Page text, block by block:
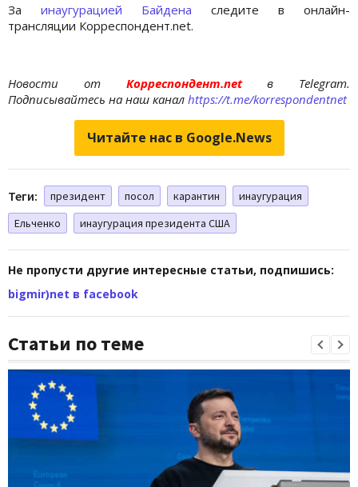
За инаугурацией Байдена следите в онлайн-
трансляции Корреспондент.net.
Новости отКорреспондент.netв Telegram.
Подписывайтесь на наш канал https://t.me/korrespondentnet
Читайте нас в Google.News
Теги: президент посол карантин
инаугурация
Ельченко
инаугурация президента США
Не пропусти другие интересные статьи, подпишись:
bigmir)net в facebook
Статьи по теме